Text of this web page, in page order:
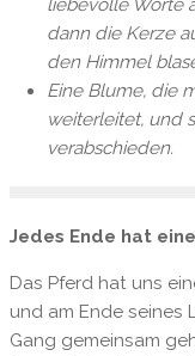
liebevolle Worte
dann die Kerze
den Himmel
Eine Blume, die
weiterleitet, und
verabschieden.
Jedes Ende hat
Das Pferd hat uns
und am Ende seines
Gang gemeinsam